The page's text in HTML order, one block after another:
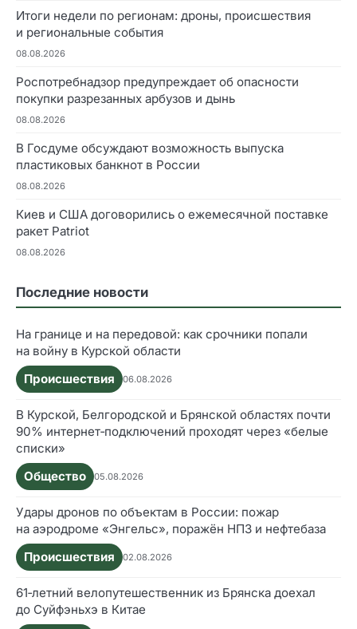
Итоги недели по регионам: дроны, происшествия
и региональные события
08.08.2026
Роспотребнадзор предупреждает об опасности
покупки разрезанных арбузов и дынь
08.08.2026
В Госдуме обсуждают возможность выпуска
пластиковых банкнот в России
08.08.2026
Киев и США договорились о ежемесячной поставке
ракет Patriot
08.08.2026
Последние новости
На границе и на передовой: как срочники попали
на войну в Курской области
Происшествия
06.08.2026
В Курской, Белгородской и Брянской областях почти
90% интернет‑подключений проходят через «белые
списки»
Общество
05.08.2026
Удары дронов по объектам в России: пожар
на аэродроме «Энгельс», поражён НПЗ и нефтебаза
Происшествия
02.08.2026
61‑летний велопутешественник из Брянска доехал
до Суйфэньхэ в Китае